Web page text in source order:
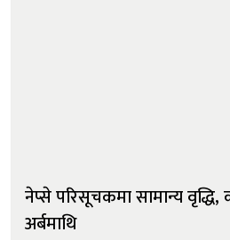
नेप्से परिसूचकमा सामान्य
अर्बमाथि